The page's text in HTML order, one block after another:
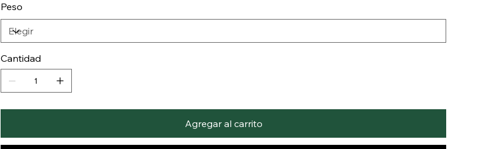
Peso
Cantidad
Agregar al carrito